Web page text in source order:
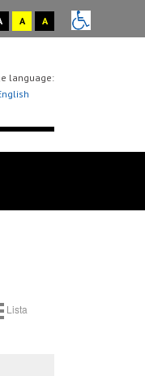
A A
language:
Lista